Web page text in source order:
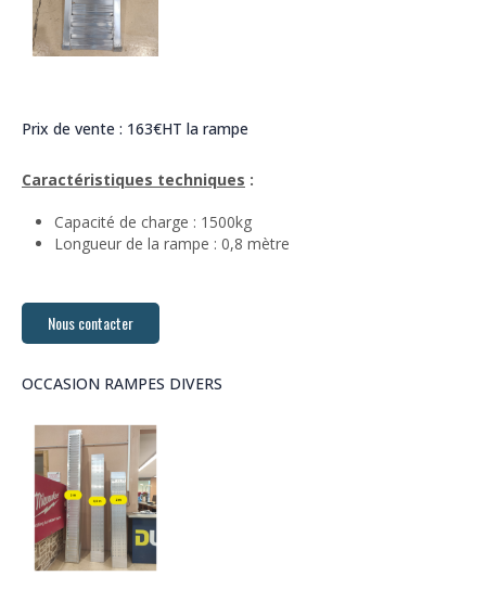
Prix de vente : 163€HT la rampe
Caractéristiques techniques :
Capacité de charge : 1500kg
Longueur de la rampe : 0,8 mètre
Nous contacter
OCCASION RAMPES DIVERS